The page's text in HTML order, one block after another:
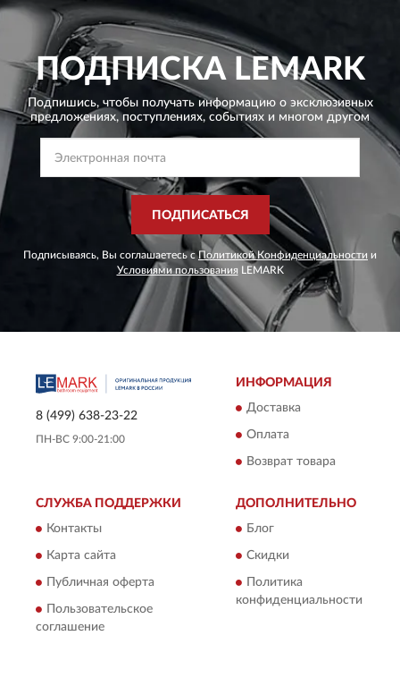
ПОДПИСКАLEMARK
Подпишись, чтобы получать информацию о эксклюзивных
предложениях, поступлениях, событиях и многом другом
ПОДПИСАТЬСЯ
Подписываясь, Вы соглашаетесь сПолитикой Конфиденциальности и
Условиями пользования LEMARK
8 (499) 638-23-22
ПН-ВС 9:00-21:00
ИНФОРМАЦИЯ
Доставка
Оплата
Возврат товара
СЛУЖБА ПОДДЕРЖКИ
Контакты
Карта сайта
Публичная оферта
Пользовательское
соглашение
ДОПОЛНИТЕЛЬНО
Блог
Скидки
Политика
конфиденциальности